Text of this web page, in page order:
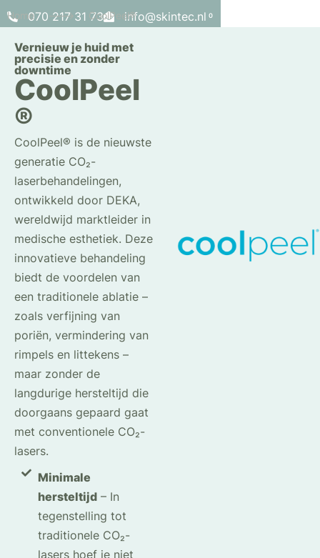
070 217 31 73 info@skintec.nl 0
Home ---> CoolPeel®
Vernieuw je huid met
precisie en zonder
downtime
CoolPeel
®
CoolPeel® is de nieuwste
generatie CO₂-
laserbehandelingen,
ontwikkeld door DEKA,
wereldwijd marktleider in
medische esthetiek. Deze
innovatieve behandeling
biedt de voordelen van
een traditionele ablatie –
zoals verfijning van
poriën, vermindering van
rimpels en littekens –
maar zonder de
langdurige hersteltijd die
doorgaans gepaard gaat
met conventionele CO₂-
lasers.
Minimale
hersteltijd– In
tegenstelling tot
traditionele CO₂-
lasers hoef je niet